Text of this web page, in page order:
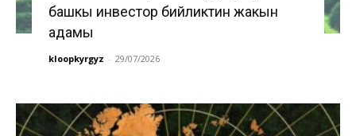
башкы инвестор бийликтин жакын
адамы
kloopkyrgyz - 29/07/2026